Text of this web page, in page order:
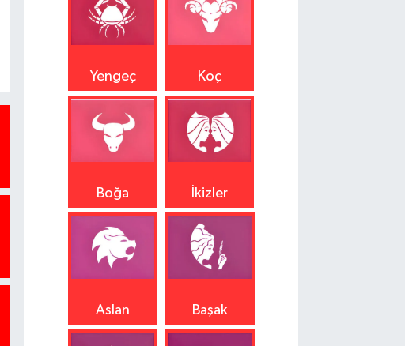
Yengeç Koç
Boğa İkizler
Aslan Başak